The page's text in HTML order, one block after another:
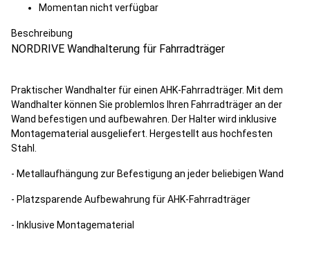
Momentan nicht verfügbar
Beschreibung
NORDRIVE Wandhalterung für Fahrradträger
Praktischer Wandhalter für einen AHK-Fahrradträger. Mit dem
Wandhalter können Sie problemlos Ihren Fahrradträger an der
Wand befestigen und aufbewahren. Der Halter wird inklusive
Montagematerial ausgeliefert. Hergestellt aus hochfesten
Stahl.
- Metallaufhängung zur Befestigung an jeder beliebigen Wand
- Platzsparende Aufbewahrung für AHK-Fahrradträger
- Inklusive Montagematerial